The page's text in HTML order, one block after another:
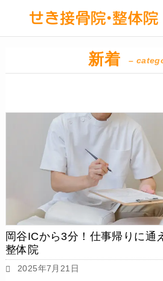
新着 –
岡谷ICから3分！仕事帰りに通
整体院
2025年7月21日